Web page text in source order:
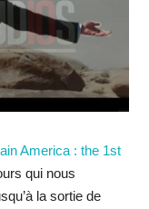
America : the 1st
qui nous
la sortie de